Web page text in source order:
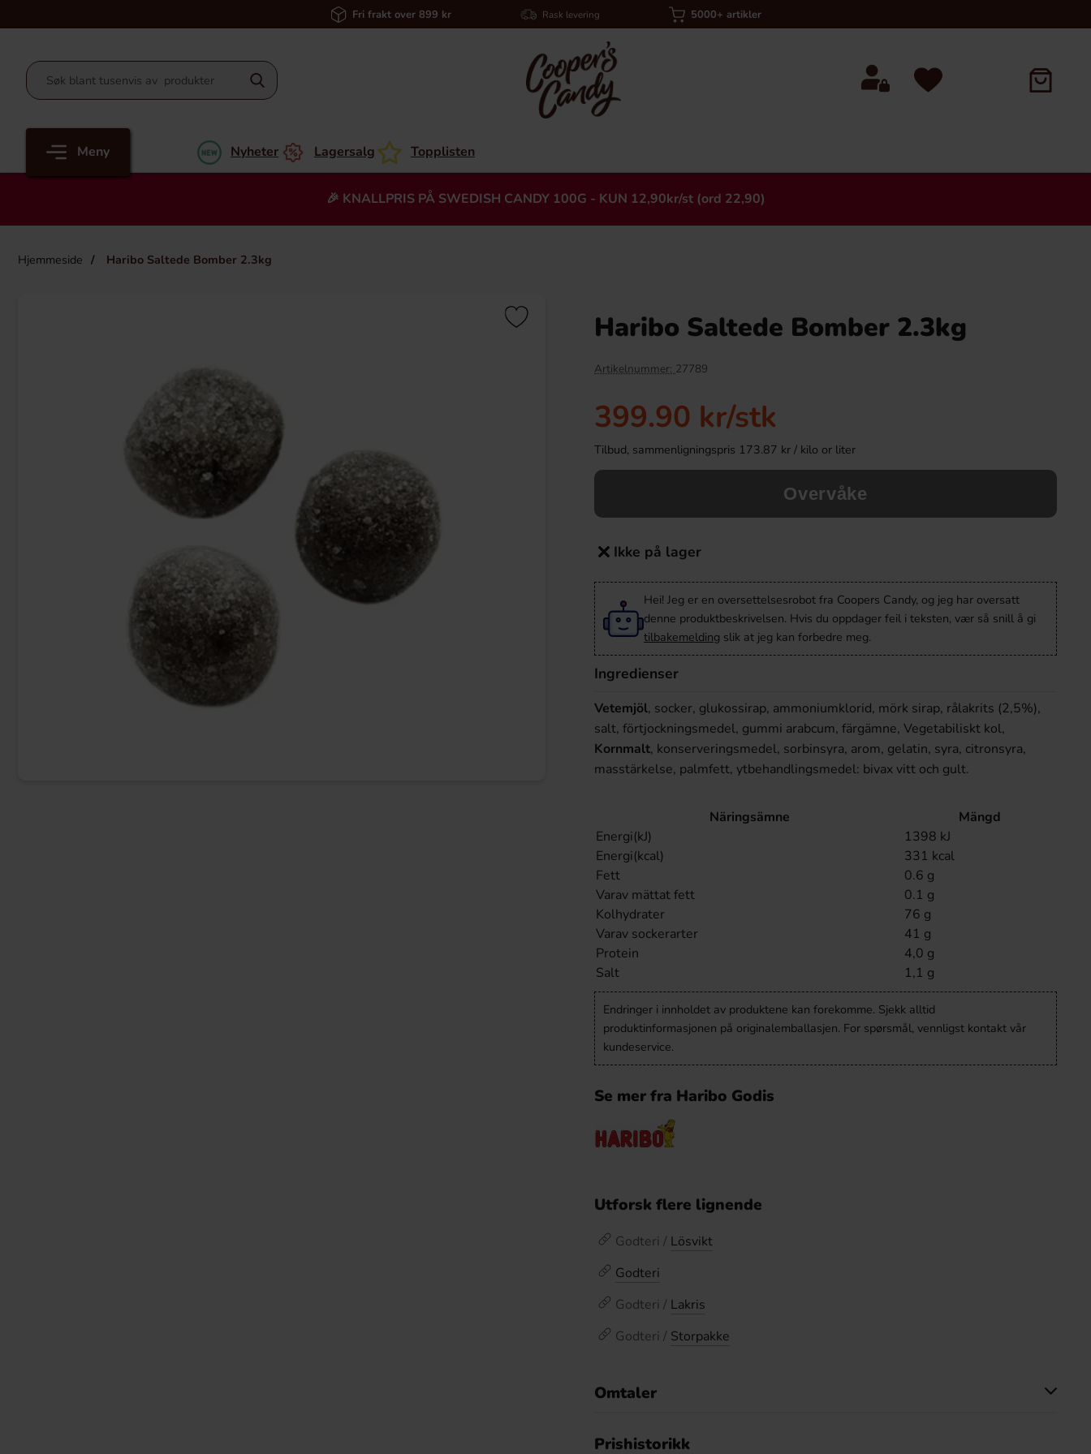
Fri frakt over 899 kr Rask levering 5000+ artikler
Meny Nyheter Lagersalg Topplisten
🎉 KNALLPRIS PÅ SWEDISH CANDY 100G - KUN 12,90kr/st (ord 22,90)
Hjemmeside Haribo Saltede Bomber 2.3kg
Heading
Kinder Maxi 21g
9.90 kr
Ramlösa Mer Smak Äpple Kiwi 50cl Fanta Crimson Cherry 50cl
36.90 kr
Red Bull Cherry-Sakura 25cl
31.90 kr
Red Bull Iced
39.91
Haribo Saltede Bomber 2.3kg
Artikelnummer: 27789
399.90 kr/stk
Tilbud, sammenligningspris 173.87 kr / kilo or liter
Overvåke
Ikke på lager
Hei! Jeg er en oversettelsesrobot fra Coopers Candy, og jeg har oversatt
denne produktbeskrivelsen. Hvis du oppdager feil i teksten, vær så snill å gi
tilbakemelding slik at jeg kan forbedre meg.
Ingredienser
Vetemjöl, socker, glukossirap, ammoniumklorid, mörk sirap, rålakrits (2,5%),
salt, förtjockningsmedel, gummi arabcum, färgämne, Vegetabiliskt kol,
Kornmalt, konserveringsmedel, sorbinsyra, arom, gelatin, syra, citronsyra,
masstärkelse, palmfett, ytbehandlingsmedel: bivax vitt och gult.
Näringsämne
Mängd
Energi(kJ)
1398 kJ
Energi(kcal)
331 kcal
Fett
0.6 g
Varav mättat fett
0.1 g
Kolhydrater
76 g
Varav sockerarter
41 g
Protein
4,0 g
Salt
1,1 g
Endringer i innholdet av produktene kan forekomme. Sjekk alltid
produktinformasjonen på originalemballasjen. For spørsmål, vennligst kontakt vår
kundeservice.
Se mer fra Haribo Godis
Utforsk flere lignende
Godteri / Lösvikt
Godteri
Godteri / Lakris
Godteri / Storpakke
Omtaler
Prishistorikk